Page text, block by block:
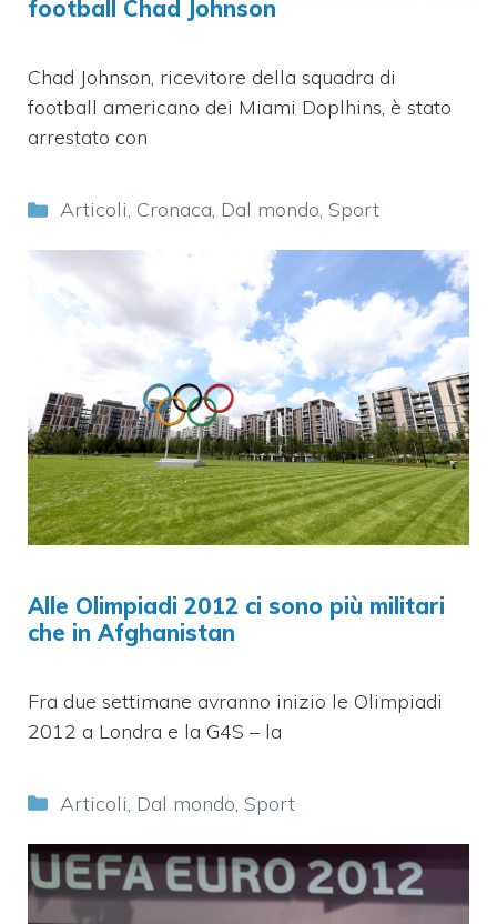
football Chad Johnson
Chad Johnson, ricevitore della squadra di
football americano dei Miami Doplhins, è stato
arrestato con
Categorie
Articoli, Cronaca, Dal mondo, Sport
Alle Olimpiadi 2012 ci sono più militari
che in Afghanistan
Fra due settimane avranno inizio le Olimpiadi
2012 a Londra e la G4S – la
Categorie
Articoli, Dal mondo, Sport